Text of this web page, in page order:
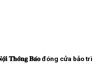
𝐓𝐡𝐨̂𝐧𝐠 𝐁𝐚́𝐨 đóng cửa bảo trì